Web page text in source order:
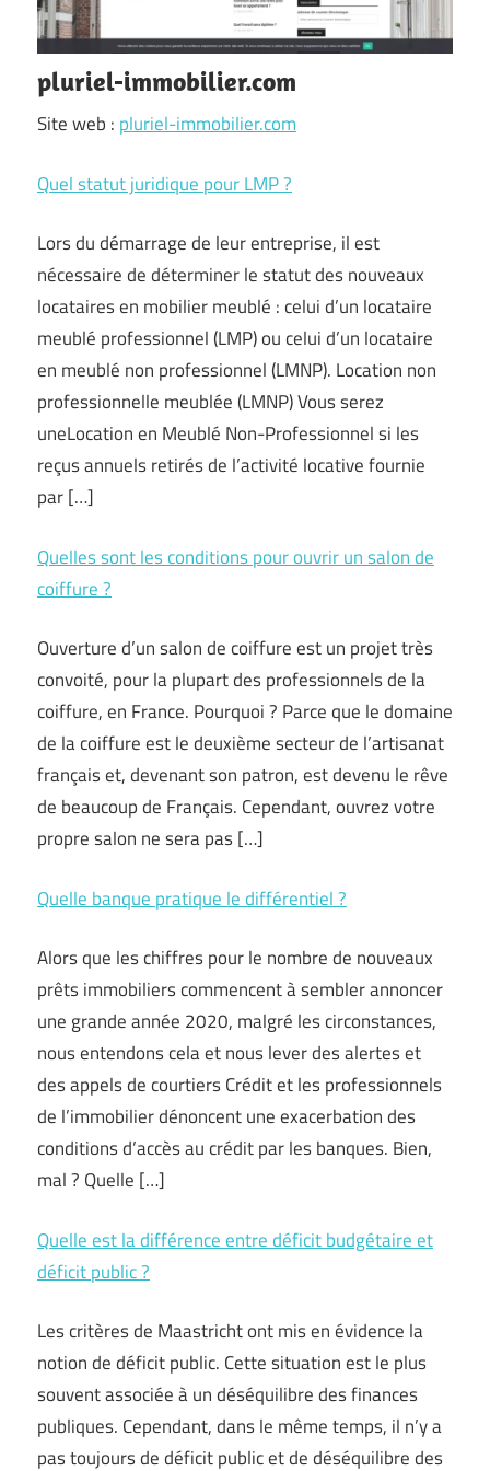
pluriel-immobilier.com
Site web : pluriel-immobilier.com
Quel statut juridique pour LMP ?
Lors du démarrage de leur entreprise, il est
nécessaire de déterminer le statut des nouveaux
locataires en mobilier meublé : celui d’un locataire
meublé professionnel (LMP) ou celui d’un locataire
en meublé non professionnel (LMNP). Location non
professionnelle meublée (LMNP) Vous serez
uneLocation en Meublé Non-Professionnel si les
reçus annuels retirés de l’activité locative fournie
par […]
Quelles sont les conditions pour ouvrir un salon de
coiffure ?
Ouverture d’un salon de coiffure est un projet très
convoité, pour la plupart des professionnels de la
coiffure, en France. Pourquoi ? Parce que le domaine
de la coiffure est le deuxième secteur de l’artisanat
français et, devenant son patron, est devenu le rêve
de beaucoup de Français. Cependant, ouvrez votre
propre salon ne sera pas […]
Quelle banque pratique le différentiel ?
Alors que les chiffres pour le nombre de nouveaux
prêts immobiliers commencent à sembler annoncer
une grande année 2020, malgré les circonstances,
nous entendons cela et nous lever des alertes et
des appels de courtiers Crédit et les professionnels
de l’immobilier dénoncent une exacerbation des
conditions d’accès au crédit par les banques. Bien,
mal ? Quelle […]
Quelle est la différence entre déficit budgétaire et
déficit public ?
Les critères de Maastricht ont mis en évidence la
notion de déficit public. Cette situation est le plus
souvent associée à un déséquilibre des finances
publiques. Cependant, dans le même temps, il n’y a
pas toujours de déficit public et de déséquilibre des